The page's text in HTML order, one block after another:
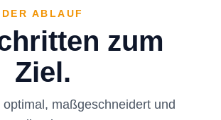
DER ABLAUF
zum
Ziel.
maßgeschneidert und